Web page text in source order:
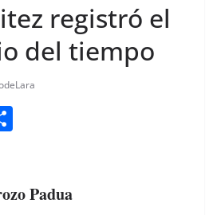
registró el
del tiempo
pPadua